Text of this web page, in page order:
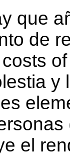
que
de
y
el